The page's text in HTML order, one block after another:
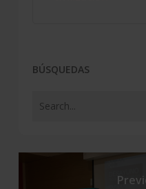
BÚSQUEDAS